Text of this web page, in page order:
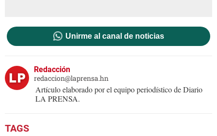
Unirme al canal de noticias
Redacción
redaccion@laprensa.hn
Artículo elaborado por el equipo periodístico de Diario
LA PRENSA.